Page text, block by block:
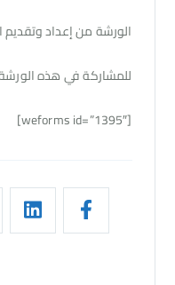
الورشة من إعداد وتقديم
للمشاركة في هذه الورشة
[weforms id=”1395″]